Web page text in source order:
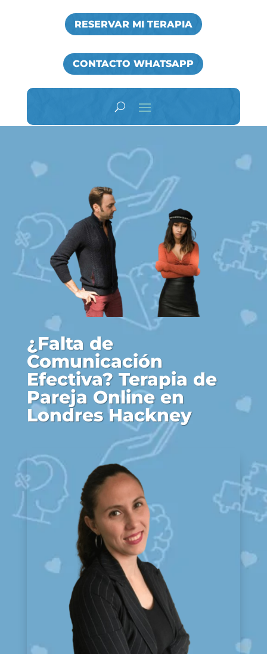
RESERVAR MI TERAPIA
CONTACTO WHATSAPP
¿Falta de
Comunicación
Efectiva? Terapia de
Pareja Online en
Londres Hackney